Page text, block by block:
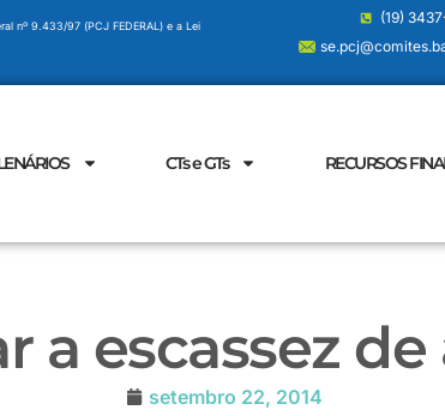
nº 9.433/97 (PCJ FEDERAL) e a Lei
(19)
CTs e GTs RECURSOS
a escassez de
setembro 22, 2014